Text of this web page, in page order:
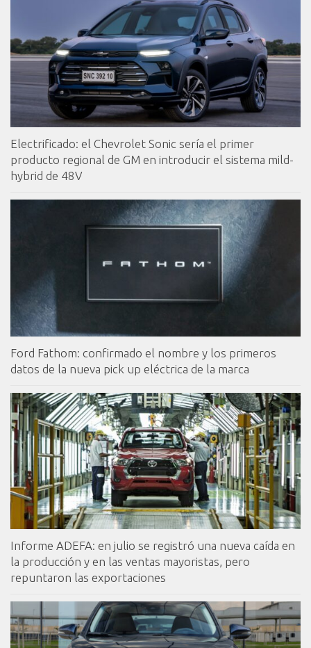
Electrificado: el Chevrolet Sonic sería el primer
producto regional de GM en introducir el sistema mild-
hybrid de 48V
Ford Fathom: confirmado el nombre y los primeros
datos de la nueva pick up eléctrica de la marca
Informe ADEFA: en julio se registró una nueva caída en
la producción y en las ventas mayoristas, pero
repuntaron las exportaciones